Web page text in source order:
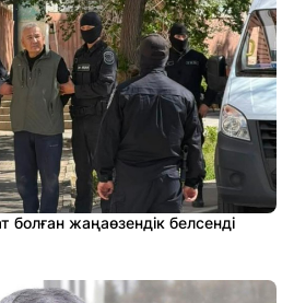
жаңаөзендік белсенді